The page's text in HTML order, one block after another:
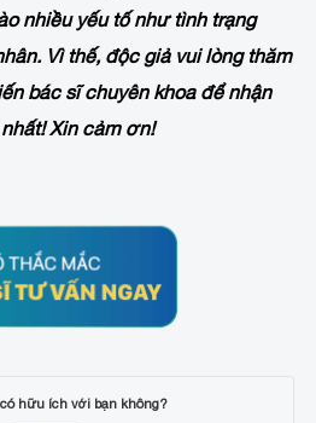
nhiều yếu tố như tình trạng
Vì thế, độc giả vui lòng thăm
bác sĩ chuyên khoa để nhận
Xin cảm ơn!
có hữu ích với bạn không?